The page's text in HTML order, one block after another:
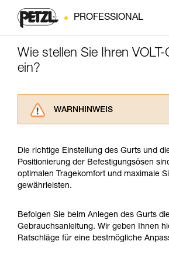
PROFESSIONAL
Wie stellen Sie Ihren
ein?
WARNHINWEIS
aufmerksam durch, bevor Sie
ziehen. Um diese
verstehen zu können, müssen
der Gebrauchsanweisung
Die Beherrschung dieser
entsprechende Ausbildung
Training voraus. Prüfen Sie
Die richtige Einstellung des Gurts und
Positionierung der Befestigungsösen
optimalen Tragekomfort und maximale
gewährleisten.
Befolgen Sie beim Anlegen des Gurts
Gebrauchsanleitung. Wir geben Ihnen
Ratschläge für eine bestmögliche